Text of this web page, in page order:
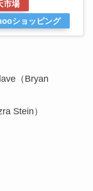
市場
ショッピング
（Bryan
Stein）